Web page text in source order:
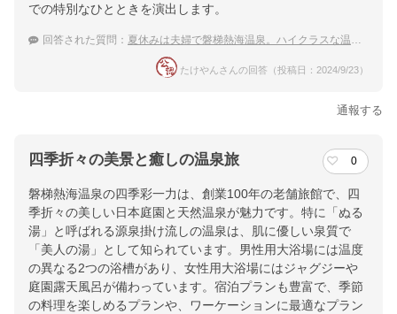
での特別なひとときを演出します。
回答された質問： 夏休みは夫婦で磐梯熱海温泉。ハイクラスな温泉宿で贅沢したい！
たけやんさんの回答（投稿日：2024/9/23）
通報する
四季折々の美景と癒しの温泉旅 0
磐梯熱海温泉の四季彩一力は、創業100年の老舗旅館で、四
季折々の美しい日本庭園と天然温泉が魅力です。特に「ぬる
湯」と呼ばれる源泉掛け流しの温泉は、肌に優しい泉質で
「美人の湯」として知られています。男性用大浴場には温度
の異なる2つの浴槽があり、女性用大浴場にはジャグジーや
庭園露天風呂が備わっています。宿泊プランも豊富で、季節
の料理を楽しめるプランや、ワーケーションに最適なプラン